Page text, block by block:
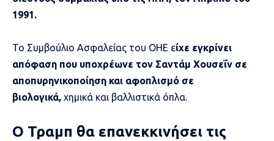
1991.
Το Συμβούλιο Ασφαλείας του ΟΗΕ είχε εγκρίνει
απόφαση που υποχρέωνε τον Σαντάμ Χουσεΐν σε
αποπυρηνικοποίηση και αφοπλισμό σε
βιολογικά, χημικά και βαλλιστικά όπλα.
Ο Τραμπ θα επανεκκινήσει τις